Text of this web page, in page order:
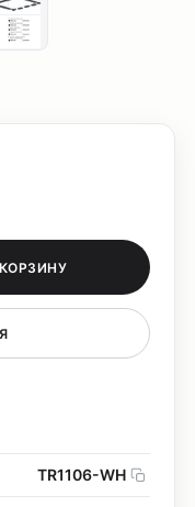
TR1106-WH